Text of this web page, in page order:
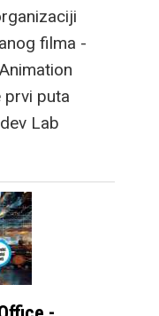
filma -
prvi puta
Lab